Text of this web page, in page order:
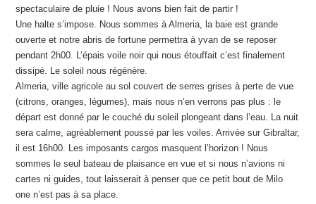
spectaculaire de pluie ! Nous avons bien fait de partir !
Une halte s’impose. Nous sommes à Almeria, la baie est grande
ouverte et notre abris de fortune permettra à yvan de se reposer
pendant 2h00. L’épais voile noir qui nous étouffait c’est finalement
dissipé. Le soleil nous régénère.
Almeria, ville agricole au sol couvert de serres grises à perte de vue
(citrons, oranges, légumes), mais nous n’en verrons pas plus : le
départ est donné par le couché du soleil plongeant dans l’eau. La nuit
sera calme, agréablement poussé par les voiles. Arrivée sur Gibraltar,
il est 16h00. Les imposants cargos masquent l’horizon ! Nous
sommes le seul bateau de plaisance en vue et si nous n’avions ni
cartes ni guides, tout laisserait à penser que ce petit bout de Milo
one n’est pas à sa place.